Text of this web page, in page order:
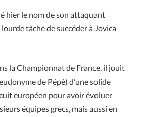
hier le nom de son attaquant
tâche de succéder à Jovica
la Championnat de France, il jouit
de Pépé) d’une solide
européen pour avoir évoluer
équipes grecs, mais aussi en